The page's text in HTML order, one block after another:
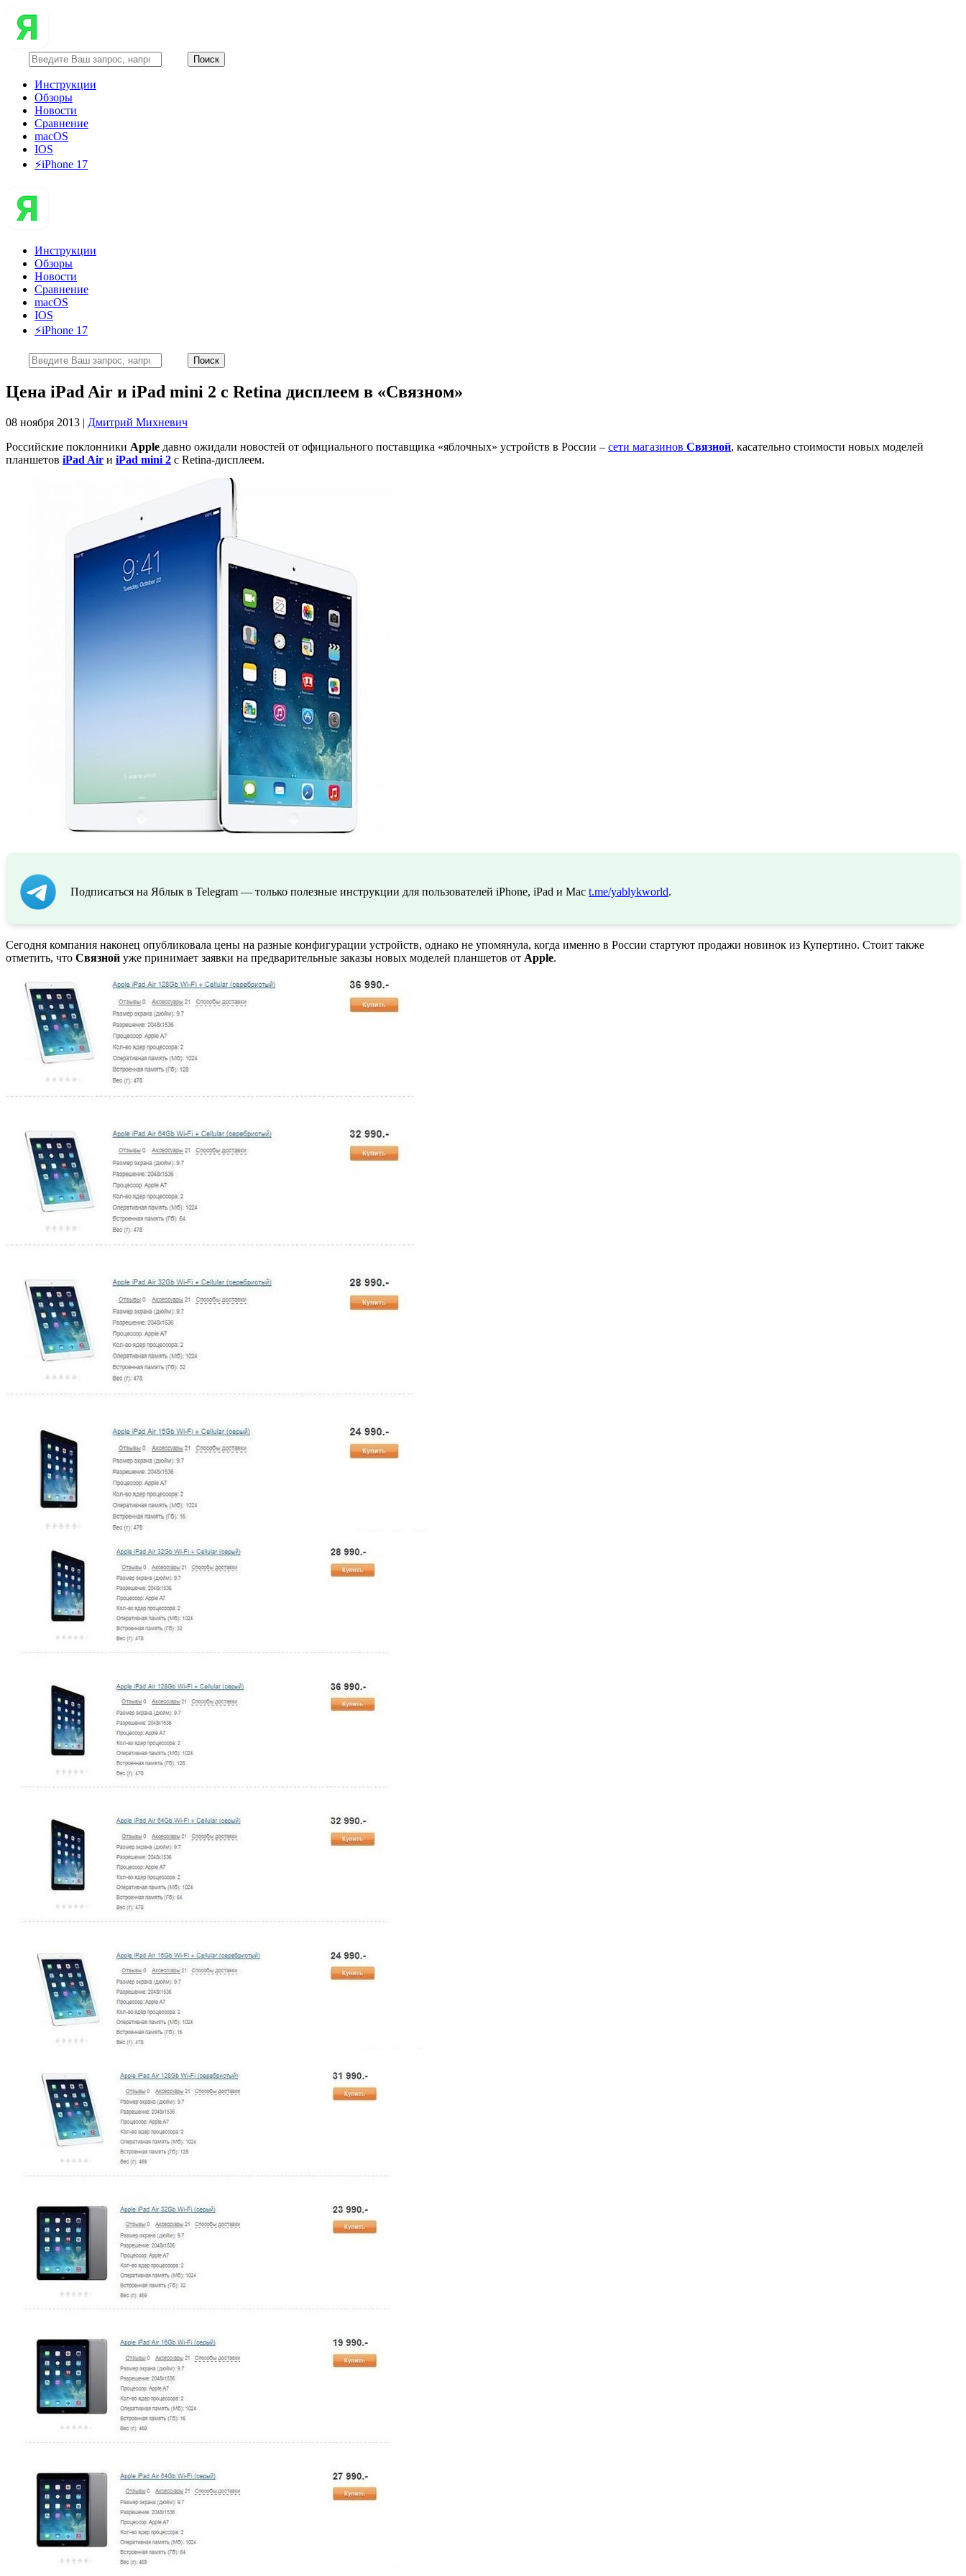
Инструкции
Обзоры
Новости
Сравнение
macOS
IOS
⚡️iPhone 17
Инструкции
Обзоры
Новости
Сравнение
macOS
IOS
⚡️iPhone 17
Цена iPad Air и iPad mini 2 с Retina дисплеем в «Связном»
08 ноября 2013 | Дмитрий Михневич
Российские поклонники Apple давно ожидали новостей от официального поставщика «яблочных» устройств в России – сети магазинов Связной, касательно стоимости новых моделей
планшетов iPad Air и iPad mini 2 с Retina-дисплеем.
Подписаться на Яблык в Telegram — только полезные инструкции для пользователей iPhone, iPad и Mac t.me/yablykworld.
Сегодня компания наконец опубликовала цены на разные конфигурации устройств, однако не упомянула, когда именно в России стартуют продажи новинок из Купертино. Стоит также
отметить, что Связной уже принимает заявки на предварительные заказы новых моделей планшетов от Apple.